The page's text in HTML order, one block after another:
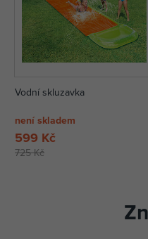
Vodní skluzavka
není skladem
725 Kč
599 Kč